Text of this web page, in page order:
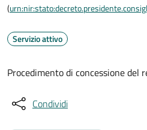
(
Servizio attivo
Procedimento di concessione del
Condividi